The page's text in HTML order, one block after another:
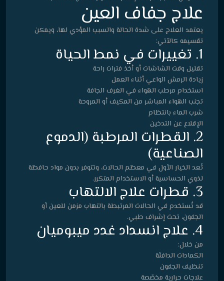
علاج جفاف العين
يعتمد العلاج على شدة الحالة والسبب المؤدي لها، ويمكن
تقسيمه كالآتي:
1. تغييرات في نمط الحياة
تقليل وقت الشاشات أو أخذ فترات راحة
زيادة الرمش الواعي أثناء العمل
استخدام مرطب الهواء في الغرف الجافة
تجنب الهواء المباشر من المكيف أو المروحة
شرب الماء بانتظام
الإقلاع عن التدخين
2. القطرات المرطبة (الدموع
الصناعية)
تُعد الخيار الأول في معظم الحالات، وتتوفر بدون مواد حافظة
لذوي الحساسية أو الاستخدام المتكرر.
3. قطرات علاج الالتهاب
قد تُستخدم في الحالات المرتبطة بالتهاب مزمن للعين أو
الجفون، تحت إشراف طبي.
4. علاج انسداد غدد ميبوميان
من خلال:
الكمادات الدافئة
تنظيف الجفون
علاجات حرارية مخصّصة